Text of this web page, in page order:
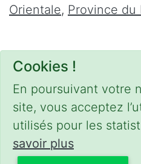
Cookies !
En poursuivant votre
site, vous acceptez
utilisés pour les
savoir plus
Orientale, Province du
CONDITIONS-